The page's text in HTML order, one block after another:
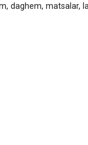
daghem, matsalar,